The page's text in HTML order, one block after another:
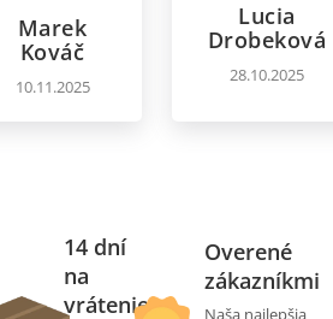
Marek
Kováč
10.11.2025
Lucia
Drobeková
28.10.2025
14 dní
na
vrátenie
Overené
zákazníkmi
Naša najlepšia